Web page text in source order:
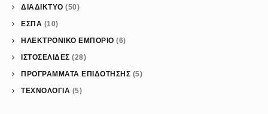
ΔΙΑΔΙΚΤΥΟ (50)
ΕΣΠΑ (10)
ΗΛΕΚΤΡΟΝΙΚΟ ΕΜΠΟΡΙΟ (6)
ΙΣΤΟΣΕΛΙΔΕΣ (28)
ΠΡΟΓΡΑΜΜΑΤΑ ΕΠΙΔΟΤΗΣΗΣ (5)
ΤΕΧΝΟΛΟΓΙΑ (5)